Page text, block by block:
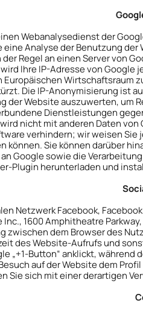
Webanalysedienst der
Analyse der Benutzung
Regel an einen Server von
Ihre IP-Adresse von
Wirtschaftsraum
Die IP-Anonymisierung ist
der Website auszuwerten,
Dienstleistungen
nicht mit anderen Daten
verhindern; wir weisen
Sie können darüber
Google sowie die
Plugin herunterladen und
Netzwerk Facebook,
1600 Amphitheatre
dem Browser des
des Website-Aufrufs und
„+1-Button“ anklickt,
auf der Website dem
Sie sich mit einer derartigen